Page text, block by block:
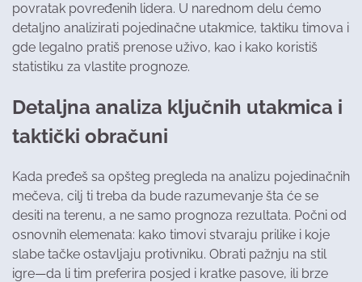
povratak povređenih lidera. U narednom delu ćemo
detaljno analizirati pojedinačne utakmice, taktiku timova i
gde legalno pratiš prenose uživo, kao i kako koristiš
statistiku za vlastite prognoze.
Detaljna analiza ključnih utakmica i
taktički obračuni
Kada pređeš sa opšteg pregleda na analizu pojedinačnih
mečeva, cilj ti treba da bude razumevanje šta će se
desiti na terenu, a ne samo prognoza rezultata. Počni od
osnovnih elemenata: kako timovi stvaraju prilike i koje
slabe tačke ostavljaju protivniku. Obrati pažnju na stil
igre—da li tim preferira posjed i kratke pasove, ili brze